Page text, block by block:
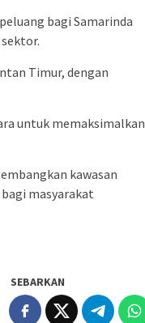
bagi Samarinda
Timur, dengan
untuk memaksimalkan
kawasan
masyarakat
SEBARKAN